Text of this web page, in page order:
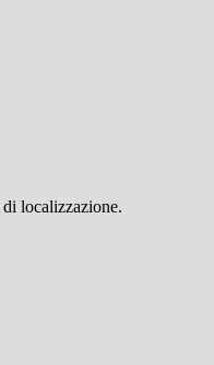
localizzazione.